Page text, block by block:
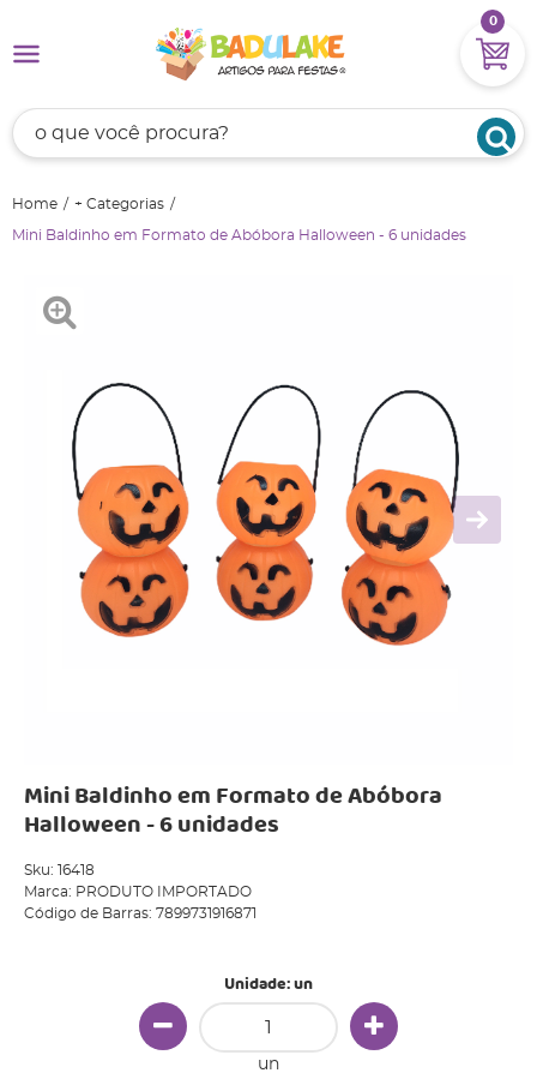
0
Home + Categorias
Mini Baldinho em Formato de Abóbora Halloween - 6 unidades
Mini Baldinho em Formato de Abóbora
Halloween - 6 unidades
Sku:
16418
Marca: PRODUTO IMPORTADO
Código de Barras: 7899731916871
Unidade: un
un